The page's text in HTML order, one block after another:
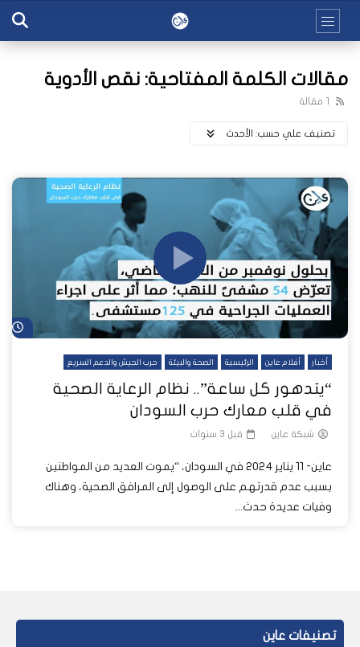
مقالات الكلمة المفتاحية: نقص الأدوية
1 مقالة
تصنيف علي حسب: اﻷحدث
أخبار أفلام عاين الرئيسية الصحة والبيئة حرب الجيش والدعم السريع
“يتدهور كل ساعة”.. نظام الرعاية الصحية
في قلب معارك حرب السودان
شبكة عاين قبل 3 سنوات
عاين- 11 يناير 2024 في السودان، “يموت العديد من المواطنين
بسبب عدم قدرتهم على الوصول إلى المرافق الصحية، وهناك
وفيات عديدة حدث...
تصنيفات عاين